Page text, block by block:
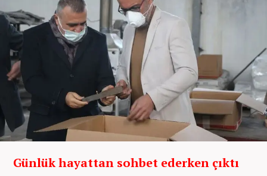
Günlük hayattan sohbet ederken çıktı